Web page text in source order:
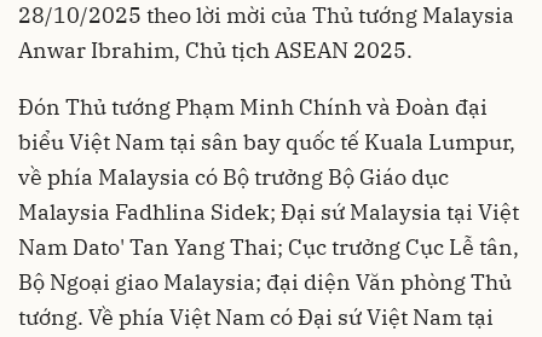
28/10/2025 theo lời mời của Thủ tướng Malaysia
Anwar Ibrahim, Chủ tịch ASEAN 2025.
Đón Thủ tướng Phạm Minh Chính và Đoàn đại
biểu Việt Nam tại sân bay quốc tế Kuala Lumpur,
về phía Malaysia có Bộ trưởng Bộ Giáo dục
Malaysia Fadhlina Sidek; Đại sứ Malaysia tại Việt
Nam Dato' Tan Yang Thai; Cục trưởng Cục Lễ tân,
Bộ Ngoại giao Malaysia; đại diện Văn phòng Thủ
tướng. Về phía Việt Nam có Đại sứ Việt Nam tại